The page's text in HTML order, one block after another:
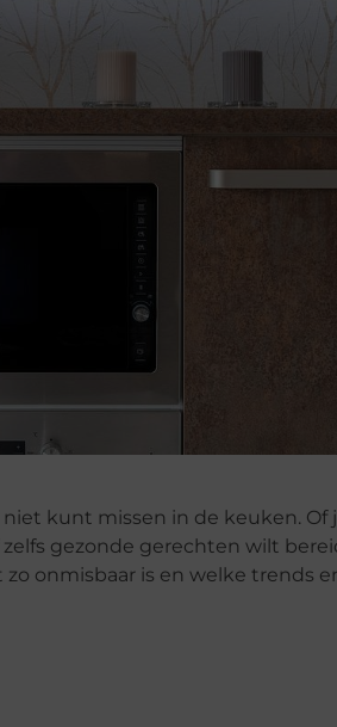
kunt missen in de keuken.
gezonde gerechten wilt
onmisbaar is en welke trends